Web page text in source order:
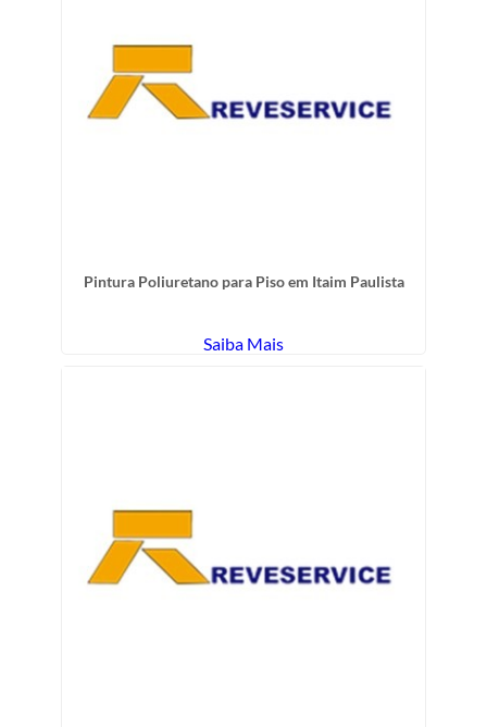
Pintura Poliuretano para Piso em Itaim Paulista
Saiba Mais